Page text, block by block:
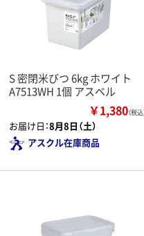
S 密閉米びつ 6kg ホワイト
A7513WH 1個 アスベル
￥1,380（税込
お届け日：8月8日（土）
アスクル在庫商品